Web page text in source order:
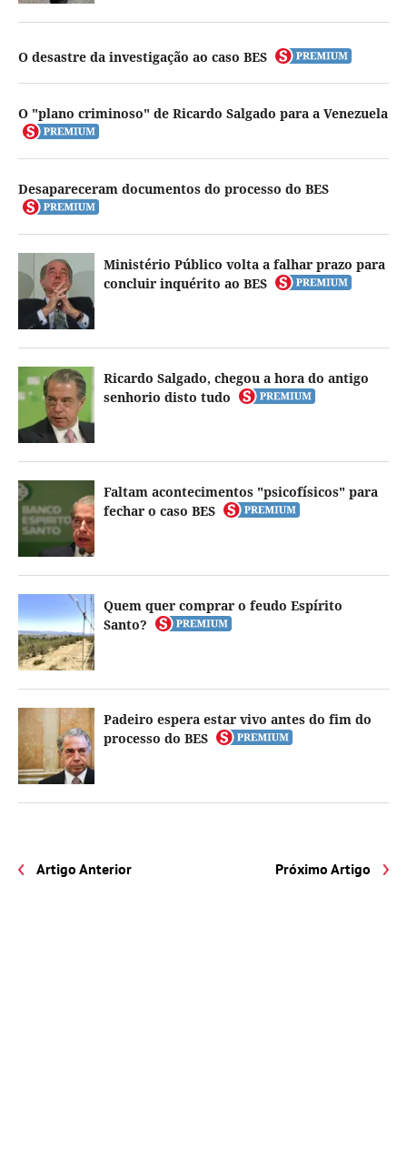
O desastre da investigação ao caso BES
O "plano criminoso" de Ricardo Salgado para a Venezuela
Desapareceram documentos do processo do BES
Ministério Público volta a falhar prazo para
concluir inquérito ao BES
Ricardo Salgado, chegou a hora do antigo
senhorio disto tudo
Faltam acontecimentos "psicofísicos" para
fechar o caso BES
Quem quer comprar o feudo Espírito
Santo?
Padeiro espera estar vivo antes do fim do
processo do BES
Artigo Anterior Próximo Artigo